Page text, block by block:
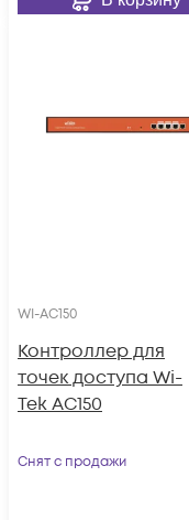
WI-AC150
Контроллер для
точек доступа Wi-
Tek AC150
Снят с продажи